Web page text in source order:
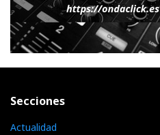
Secciones
Actualidad